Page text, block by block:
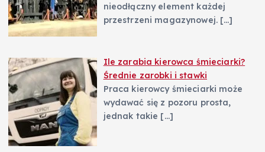
nieodłączny element każdej
przestrzeni magazynowej. […]
Ile zarabia kierowca śmieciarki?
Średnie zarobki i stawki
Praca kierowcy śmieciarki może
wydawać się z pozoru prosta,
jednak takie […]